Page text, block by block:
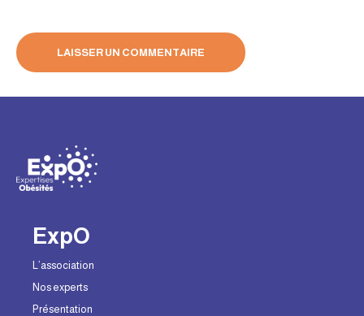
LAISSER UN COMMENTAIRE
ExpO
L’association
Nos experts
Présentation